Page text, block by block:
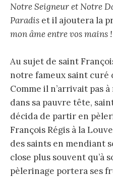
Notre Seigneur et Notre
Paradis et il ajoutera la
mon âme entre vos mains !
Au sujet de saint
notre fameux saint curé
Comme il n’arrivait pas
dans sa pauvre tête,
décida de partir en
François Régis à la
des saints en mendiant
close plus souvent qu’à
pèlerinage portera ses